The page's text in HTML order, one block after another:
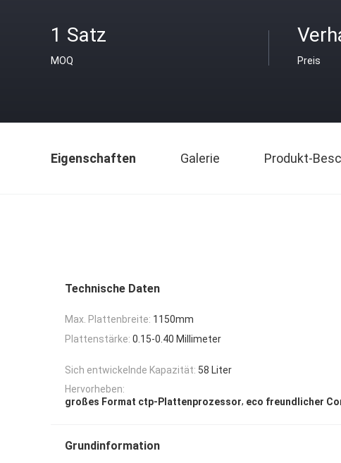
1 Satz
MOQ Preis
Eigenschaften Galerie Produkt-
Technische Daten
Max. Plattenbreite: 1150mm
Plattenstärke: 0.15-0.40 Millimeter
Sich entwickelnde Kapazität: 58 Liter
Hervorheben:
großes Format ctp-Plattenprozessor, eco freundlicher
Grundinformation